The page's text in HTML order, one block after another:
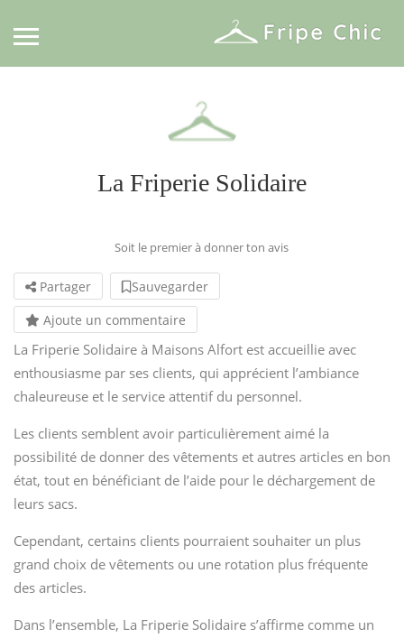
La Friperie Solidaire
Soit le premier à donner ton avis
Partager
Sauvegarder
Ajoute un commentaire
La Friperie Solidaire à Maisons Alfort est accueillie avec
enthousiasme par ses clients, qui apprécient l’ambiance
chaleureuse et le service attentif du personnel.
Les clients semblent avoir particulièrement aimé la
possibilité de donner des vêtements et autres articles en bon
état, tout en bénéficiant de l’aide pour le déchargement de
leurs sacs.
Cependant, certains clients pourraient souhaiter un plus
grand choix de vêtements ou une rotation plus fréquente
des articles.
Dans l’ensemble, La Friperie Solidaire s’affirme comme un